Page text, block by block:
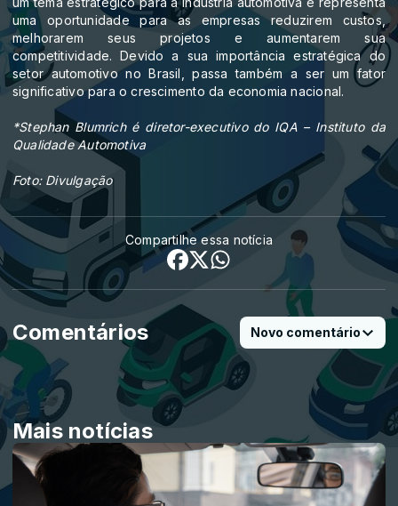
uma oportunidade para as empresas reduzirem custos,
melhorarem seus projetos e aumentarem sua
competitividade. Devido a sua importância estratégica do
setor automotivo no Brasil, passa também a ser um fator
significativo para o crescimento da economia nacional.
*Stephan Blumrich é diretor-executivo do IQA – Instituto da
Qualidade Automotiva
Foto: Divulgação
Compartilhe essa notícia
Comentários Novo comentário
Mais notícias